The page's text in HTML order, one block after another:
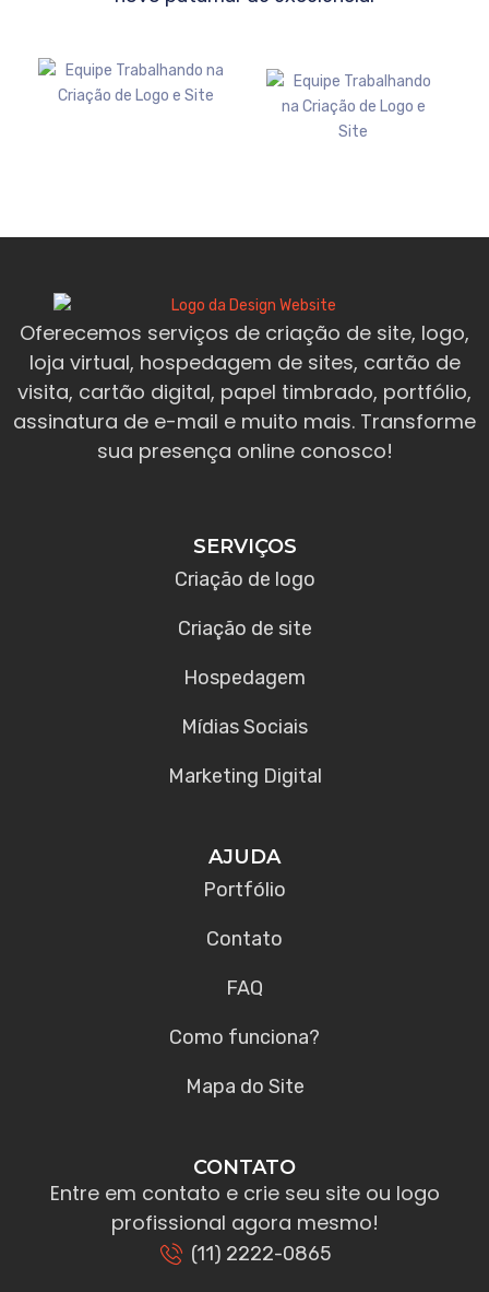
Oferecemos serviços de criação de site, logo,
loja virtual, hospedagem de sites, cartão de
visita, cartão digital, papel timbrado, portfólio,
assinatura de e-mail e muito mais. Transforme
sua presença online conosco!
SERVIÇOS
Criação de logo
Criação de site
Hospedagem
Mídias Sociais
Marketing Digital
AJUDA
Portfólio
Contato
FAQ
Como funciona?
Mapa do Site
CONTATO
Entre em contato e crie seu site ou logo
profissional agora mesmo!
(11) 2222-0865